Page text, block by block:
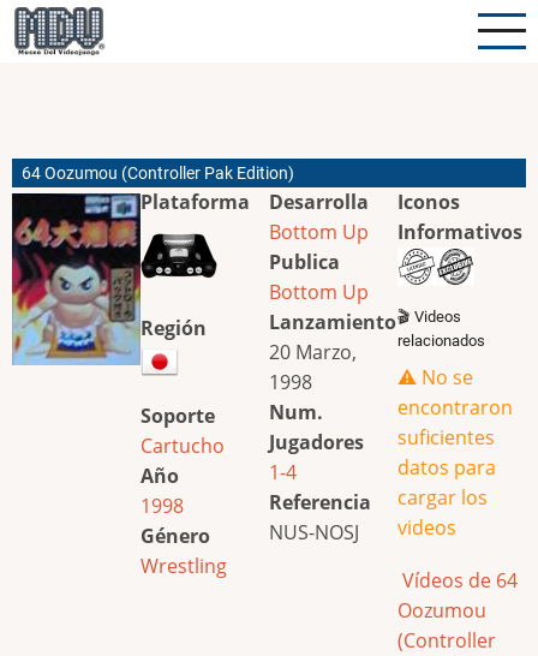
Pasar
al
64 Oozumou (Controller Pak Edition)
Plataforma
Región
Soporte
Cartucho
Año
1998
Género
Wrestling
Desarrolla
Bottom Up
Publica
Bottom Up
Lanzamiento
20 Marzo,
1998
Num.
Jugadores
1-4
Referencia
NUS-NOSJ
Iconos
Informativos
🎬 Videos
relacionados
⚠️ No se
encontraron
suficientes
datos para
cargar los
videos
Vídeos de 64
Oozumou
(Controller